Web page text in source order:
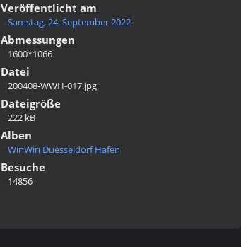
Veröffentlicht am
Samstag, 24. September 2022
Abmessungen
1600*1066
Datei
200408-WWH-017.jpg
Dateigröße
222 kB
Alben
WinWin Duesseldorf Hafen
Besuche
14856